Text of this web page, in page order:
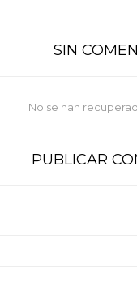
SIN
No se han
PUBLICAR